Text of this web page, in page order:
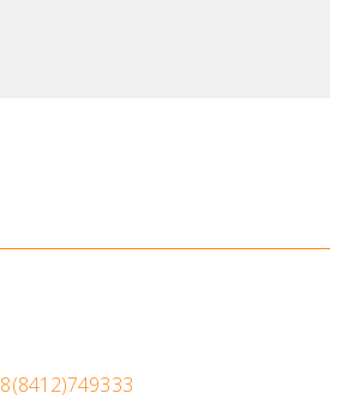
8(8412)749333